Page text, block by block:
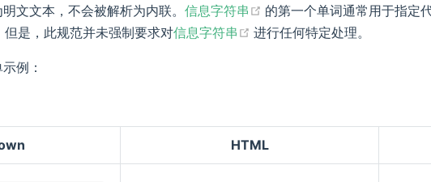
文文本，不会被解析为内联。 信息字符串 (opens new window)
的第一个单词通常用于指定
但是，此规范并未强制要求对信息字符串 (opens new window)
进行任何特定处理。
例：
HTML